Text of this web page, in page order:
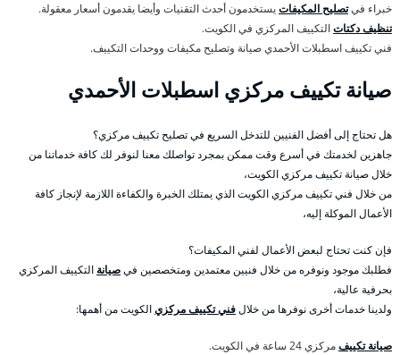
خبراء فيتصليح المكيفاتيستخدمون أحدث التقنيات وأيضا يقدمون أسعار معقولة.
تنظيف دكتاتالتكييف المركزي في الكويت.
فني تكييف اسطبلات الأحمدي صيانة وتصليح مكيفات ووحدات التكييف.
صيانة تكييف مركزي اسطبلات الأحمدي
هل تحتاج إلى أفضل الفنيين للتدخل السريع في تصليح تكييف مركزي؟
جاهزين لخدمتك في أسرع وقت ممكن بمجرد تواصلك معنا لنوفر لك كافة خدماتنا من
خلال صيانة تكييف مركزي الكويت،
من خلال فني تكييف مركزي الكويت الذي يمتلك الخبرة والكفاءة اللازمة لإنجاز كافة
الأعمال الموكلة إليه،
فإن كنت تحتاج لبعض الأعمال لفني المكيفات؟
فطلبك موجود ونوفره من خلال فنيين معتمدين ومتخصصين فيصيانة التكييف المركزي
بحرفية عالية،
ولدينا خدمات أخرى نوفرها من خلالفني تكييف مركزيالكويت من أهمها:
صيانة تكييفمركزي 24 ساعة في الكويت.